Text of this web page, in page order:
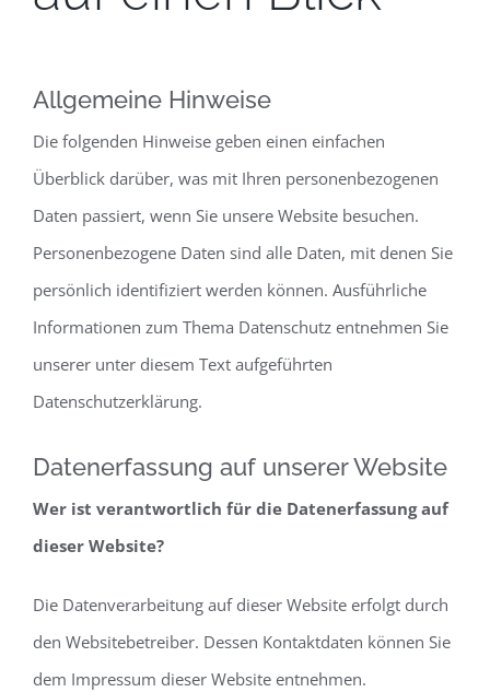
Allgemeine Hinweise
Die folgenden Hinweise geben einen einfachen
Überblick darüber, was mit Ihren personenbezogenen
Daten passiert, wenn Sie unsere Website besuchen.
Personenbezogene Daten sind alle Daten, mit denen Sie
persönlich identifiziert werden können. Ausführliche
Informationen zum Thema Datenschutz entnehmen Sie
unserer unter diesem Text aufgeführten
Datenschutzerklärung.
Datenerfassung auf unserer Website
Wer ist verantwortlich für die Datenerfassung auf
dieser Website?
Die Datenverarbeitung auf dieser Website erfolgt durch
den Websitebetreiber. Dessen Kontaktdaten können Sie
dem Impressum dieser Website entnehmen.